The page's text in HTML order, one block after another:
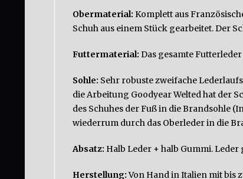
Obermaterial: Komplett aus
Schuh aus einem Stück gearbeitet. Der
Futtermaterial: Das gesamte
Sohle: Sehr robuste zweifache
die Arbeitung Goodyear Welted hat der
des Schuhes der Fuß in die Brandsohle
wiederrum durch das Oberleder in die
Absatz: Halb Leder + halb Gummi.
Herstellung:Von Hand in Italien mit bis